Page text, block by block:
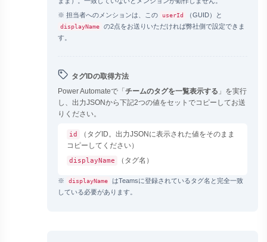
※ 担当者へのメンションは、この userId （GUID）と
displayName
の2点をお送りいただければ弊社側で設定できま
す。
タグIDの取得方法
Power Automateで「 チームのタグを一覧表示する 」を実行
し、出力JSONから下記2つの値をセットでコピーしてお送
りください。
id
（タグID。出力JSONに表示された値をそのまま
コピーしてください）
displayName （タグ名）
※ displayName
はTeamsに登録されているタグ名と完全一致
している必要があります。